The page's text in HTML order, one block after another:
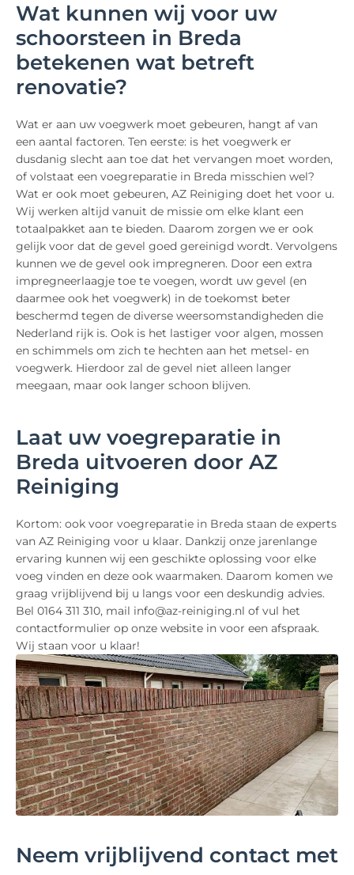
Wat kunnen wij voor uw
schoorsteen in Breda
betekenen wat betreft
renovatie?
Wat er aan uw voegwerk moet gebeuren, hangt af van
een aantal factoren. Ten eerste: is het voegwerk er
dusdanig slecht aan toe dat het vervangen moet worden,
of volstaat een voegreparatie in Breda misschien wel?
Wat er ook moet gebeuren, AZ Reiniging doet het voor u.
Wij werken altijd vanuit de missie om elke klant een
totaalpakket aan te bieden. Daarom zorgen we er ook
gelijk voor dat de gevel goed gereinigd wordt. Vervolgens
kunnen we de gevel ook impregneren. Door een extra
impregneerlaagje toe te voegen, wordt uw gevel (en
daarmee ook het voegwerk) in de toekomst beter
beschermd tegen de diverse weersomstandigheden die
Nederland rijk is. Ook is het lastiger voor algen, mossen
en schimmels om zich te hechten aan het metsel- en
voegwerk. Hierdoor zal de gevel niet alleen langer
meegaan, maar ook langer schoon blijven.
Laat uw voegreparatie in
Breda uitvoeren door AZ
Reiniging
Kortom: ook voor voegreparatie in Breda staan de experts
van AZ Reiniging voor u klaar. Dankzij onze jarenlange
ervaring kunnen wij een geschikte oplossing voor elke
voeg vinden en deze ook waarmaken. Daarom komen we
graag vrijblijvend bij u langs voor een deskundig advies.
Bel 0164 311 310, mail info@az-reiniging.nl of vul het
contactformulier op onze website in voor een afspraak.
Wij staan voor u klaar!
Neem vrijblijvend contact met